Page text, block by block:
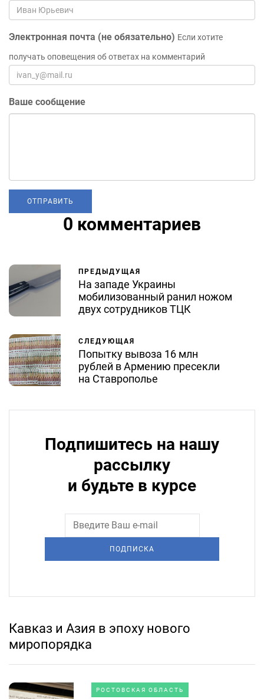
Электронная почта (не обязательно) Если хотите
получать оповещения об ответах на комментарий
Ваше сообщение
0 комментариев
ПРЕДЫДУЩАЯ
На западе Украины
мобилизованный ранил ножом
двух сотрудников ТЦК
СЛЕДУЮЩАЯ
Попытку вывоза 16 млн
рублей в Армению пресекли
на Ставрополье
Подпишитесь на нашу
рассылку
и будьте в курсе
ПОДПИСКА
Кавказ и Азия в эпоху нового
миропорядка
РОСТОВСКАЯ ОБЛАСТЬ